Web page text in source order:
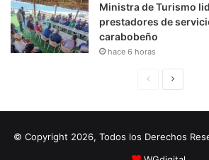
Ministra de Turismo
prestadores de
carabobeño
hace 6 horas
i
u
© Copyright 2026, Todos los Derechos